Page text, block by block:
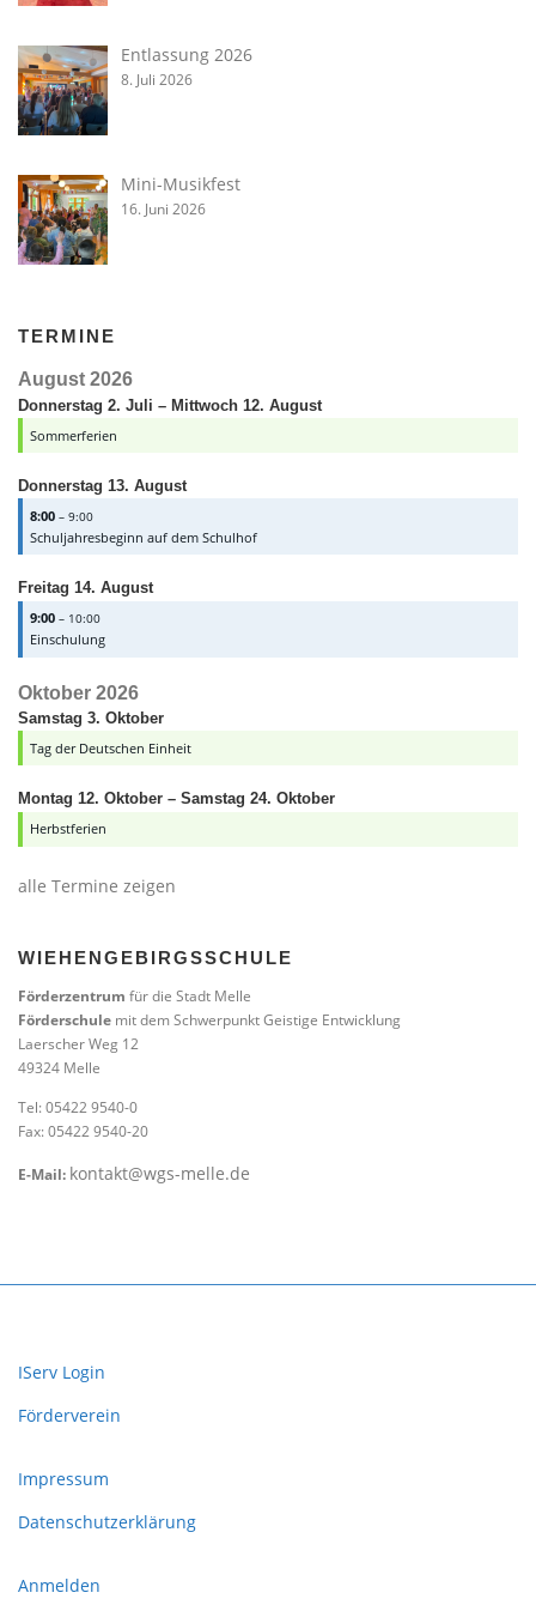
Entlassung 2026
8. Juli 2026
Mini-Musikfest
16. Juni 2026
TERMINE
August 2026
Donnerstag 2. Juli – Mittwoch 12. August
Sommerferien
Donnerstag 13. August
8:00 – 9:00
Schuljahresbeginn auf dem Schulhof
Freitag 14. August
9:00 – 10:00
Einschulung
Oktober 2026
Samstag 3. Oktober
Tag der Deutschen Einheit
Montag 12. Oktober – Samstag 24. Oktober
Herbstferien
alle Termine zeigen
WIEHENGEBIRGSSCHULE
Förderzentrum für die Stadt Melle
Förderschule mit dem Schwerpunkt Geistige Entwicklung
Laerscher Weg 12
49324 Melle
Tel: 05422 9540-0
Fax: 05422 9540-20
E-Mail: kontakt@wgs-melle.de
IServ Login
Förderverein
Impressum
Datenschutzerklärung
Anmelden